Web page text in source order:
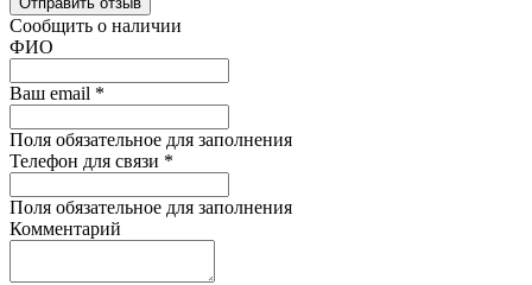
Сообщить о наличии
ФИО
Ваш email *
Поля обязательное для заполнения
Телефон для связи *
Поля обязательное для заполнения
Комментарий